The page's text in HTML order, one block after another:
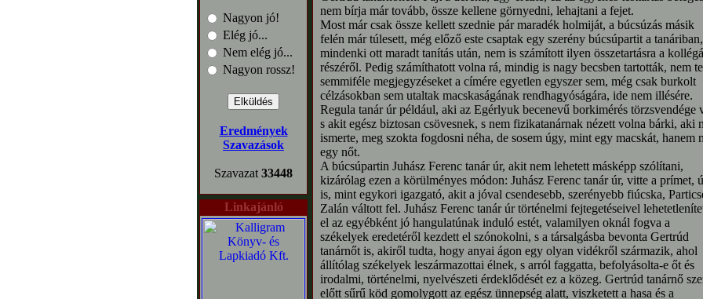
Nagyon jó!
Elég jó...
Nem elég jó...
Nagyon rossz!
Eredmények
Szavazások
Szavazat 33448
Linkajánló
nem bírja már tovább, össze kellene görnyedni, lehajtani a fejet.
Most már csak össze kellett szednie pár maradék holmiját, a búcsúzás másik
felén már túlesett, még előző este csaptak egy szerény búcsúpartit a tanáriban,
mindenki ott maradt tanítás után, nem is számított ilyen összetartásra a
részéről. Pedig számíthatott volna rá, mindig is nagy becsben tartották, nem
semmiféle megjegyzéseket a címére egyetlen egyszer sem, még csak burkolt
célzásokban sem utaltak macskaságának rendhagyóságára, ide nem illésére.
Regula tanár úr például, aki az Egérlyuk becenevű borkimérés törzsvendége
s akit egész biztosan csövesnek, s nem fizikatanárnak nézett volna bárki, aki
ismerte, meg szokta fogdosni néha, de sosem úgy, mint egy macskát, hanem
egy nőt.
A búcsúpartin Juhász Ferenc tanár úr, akit nem lehetett másképp szólítani,
kizárólag ezen a körülményes módon: Juhász Ferenc tanár úr, vitte a prímet,
is, mint egykori igazgató, akit a jóval csendesebb, szerényebb fiúcska,
Zalán váltott fel. Juhász Ferenc tanár úr történelmi fejtegetéseivel
el az egyébként jó hangulatúnak induló estét, valamilyen oknál fogva a
székelyek eredetéről kezdett el szónokolni, s a társalgásba bevonta Gertrúd
tanárnőt is, akiről tudta, hogy anyai ágon egy olyan vidékről származik, ahol
állítólag székelyek leszármazottai élnek, s arról faggatta, befolyásolta-e őt és
irodalmi, történelmi, nyelvészeti érdeklődését ez a közeg. Gertrúd tanárnő
előtt sűrű köd gomolygott az egész ünnepség alatt, viszketett a hasa és a